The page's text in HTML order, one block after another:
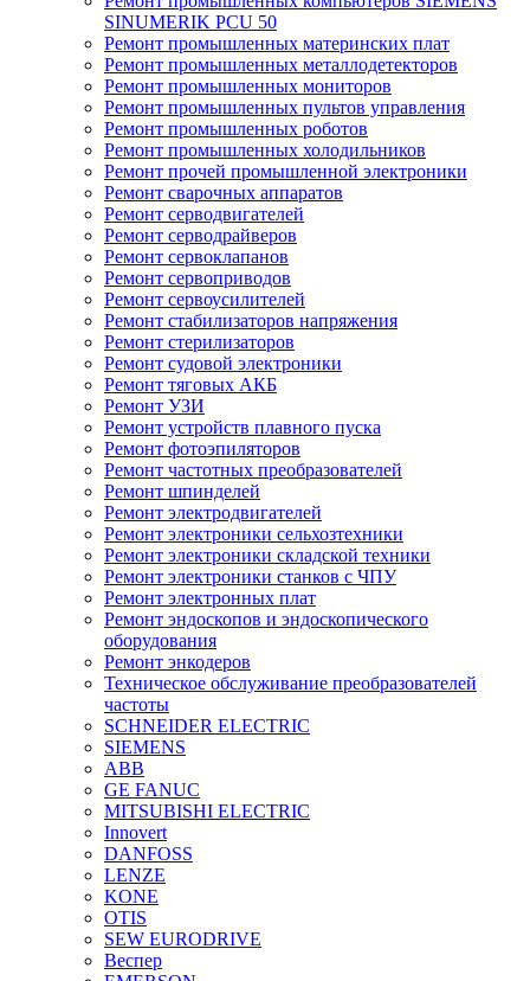
SINUMERIK PCU 50
Ремонт промышленных материнских плат
Ремонт промышленных металлодетекторов
Ремонт промышленных мониторов
Ремонт промышленных пультов управления
Ремонт промышленных роботов
Ремонт промышленных холодильников
Ремонт прочей промышленной электроники
Ремонт сварочных аппаратов
Ремонт серводвигателей
Ремонт серводрайверов
Ремонт сервоклапанов
Ремонт сервоприводов
Ремонт сервоусилителей
Ремонт стабилизаторов напряжения
Ремонт стерилизаторов
Ремонт судовой электроники
Ремонт тяговых АКБ
Ремонт УЗИ
Ремонт устройств плавного пуска
Ремонт фотоэпиляторов
Ремонт частотных преобразователей
Ремонт шпинделей
Ремонт электродвигателей
Ремонт электроники сельхозтехники
Ремонт электроники складской техники
Ремонт электроники станков с ЧПУ
Ремонт электронных плат
Ремонт эндоскопов и эндоскопического
оборудования
Ремонт энкодеров
Техническое обслуживание преобразователей
частоты
SCHNEIDER ELECTRIC
SIEMENS
ABB
GE FANUC
MITSUBISHI ELECTRIC
Innovert
DANFOSS
LENZE
KONE
OTIS
SEW EURODRIVE
Веспер